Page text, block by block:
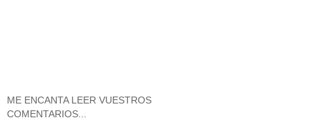
ME ENCANTA LEER VUESTROS
COMENTARIOS...